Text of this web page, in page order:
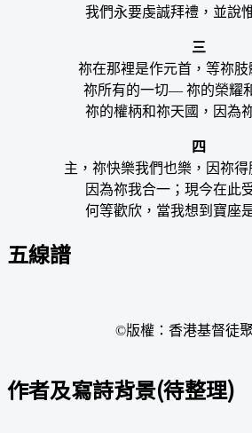
我們永要虔誠拜禮，並說
三
祢在那裡是作元首，等祢肢
祢所有的一切— 祢的榮耀
祢的權柄和祢天國，因為
四
主，祢快樂我們也樂，因祢得
因為祢我合一；現今在此
何等歡欣，當我想到寶座
五線譜
©版權：香港基督徒
作者及寫詩背景(待整理)